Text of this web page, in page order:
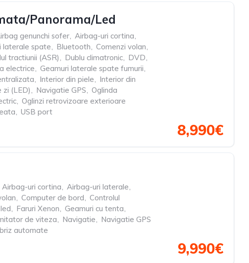
Panorama/Led
genunchi sofer, Airbag-uri cortina,
laterale spate, Bluetooth, Comenzi volan,
tractiunii (ASR), Dublu climatronic, DVD,
electrice, Geamuri laterale spate fumurii,
, Interior din piele, Interior din
zi (LED), Navigatie GPS, Oglinda
, Oglinzi retrovizoare exterioare
, USB port
8,990€
Airbag-uri cortina, Airbag-uri laterale,
, Computer de bord, Controlul
, Faruri Xenon, Geamuri cu tenta,
de viteza, Navigatie, Navigatie GPS
automate
9,990€